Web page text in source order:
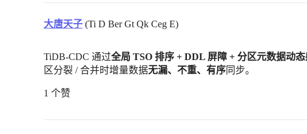
大唐天子 (Ti D Ber Gt Qk Ceg E)
TiDB-CDC 通过全局 TSO 排序 + DDL 屏障 + 分区元数据动
区分裂 / 合并时增量数据无漏、不重、有序同步。
1 个赞